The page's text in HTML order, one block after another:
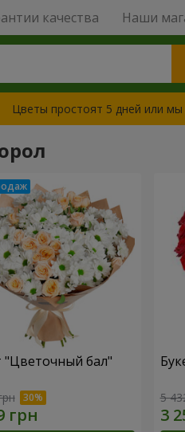
качества Наши
Цветы простоят 5 дней или мы
"Цветочный бал"
5